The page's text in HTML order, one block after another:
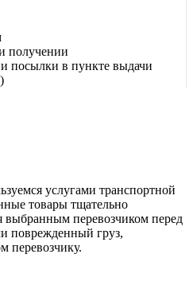
получении
посылки в пункте выдачи
услугами транспортной
товары тщательно
выбранным перевозчиком перед
поврежденный груз,
перевозчику.